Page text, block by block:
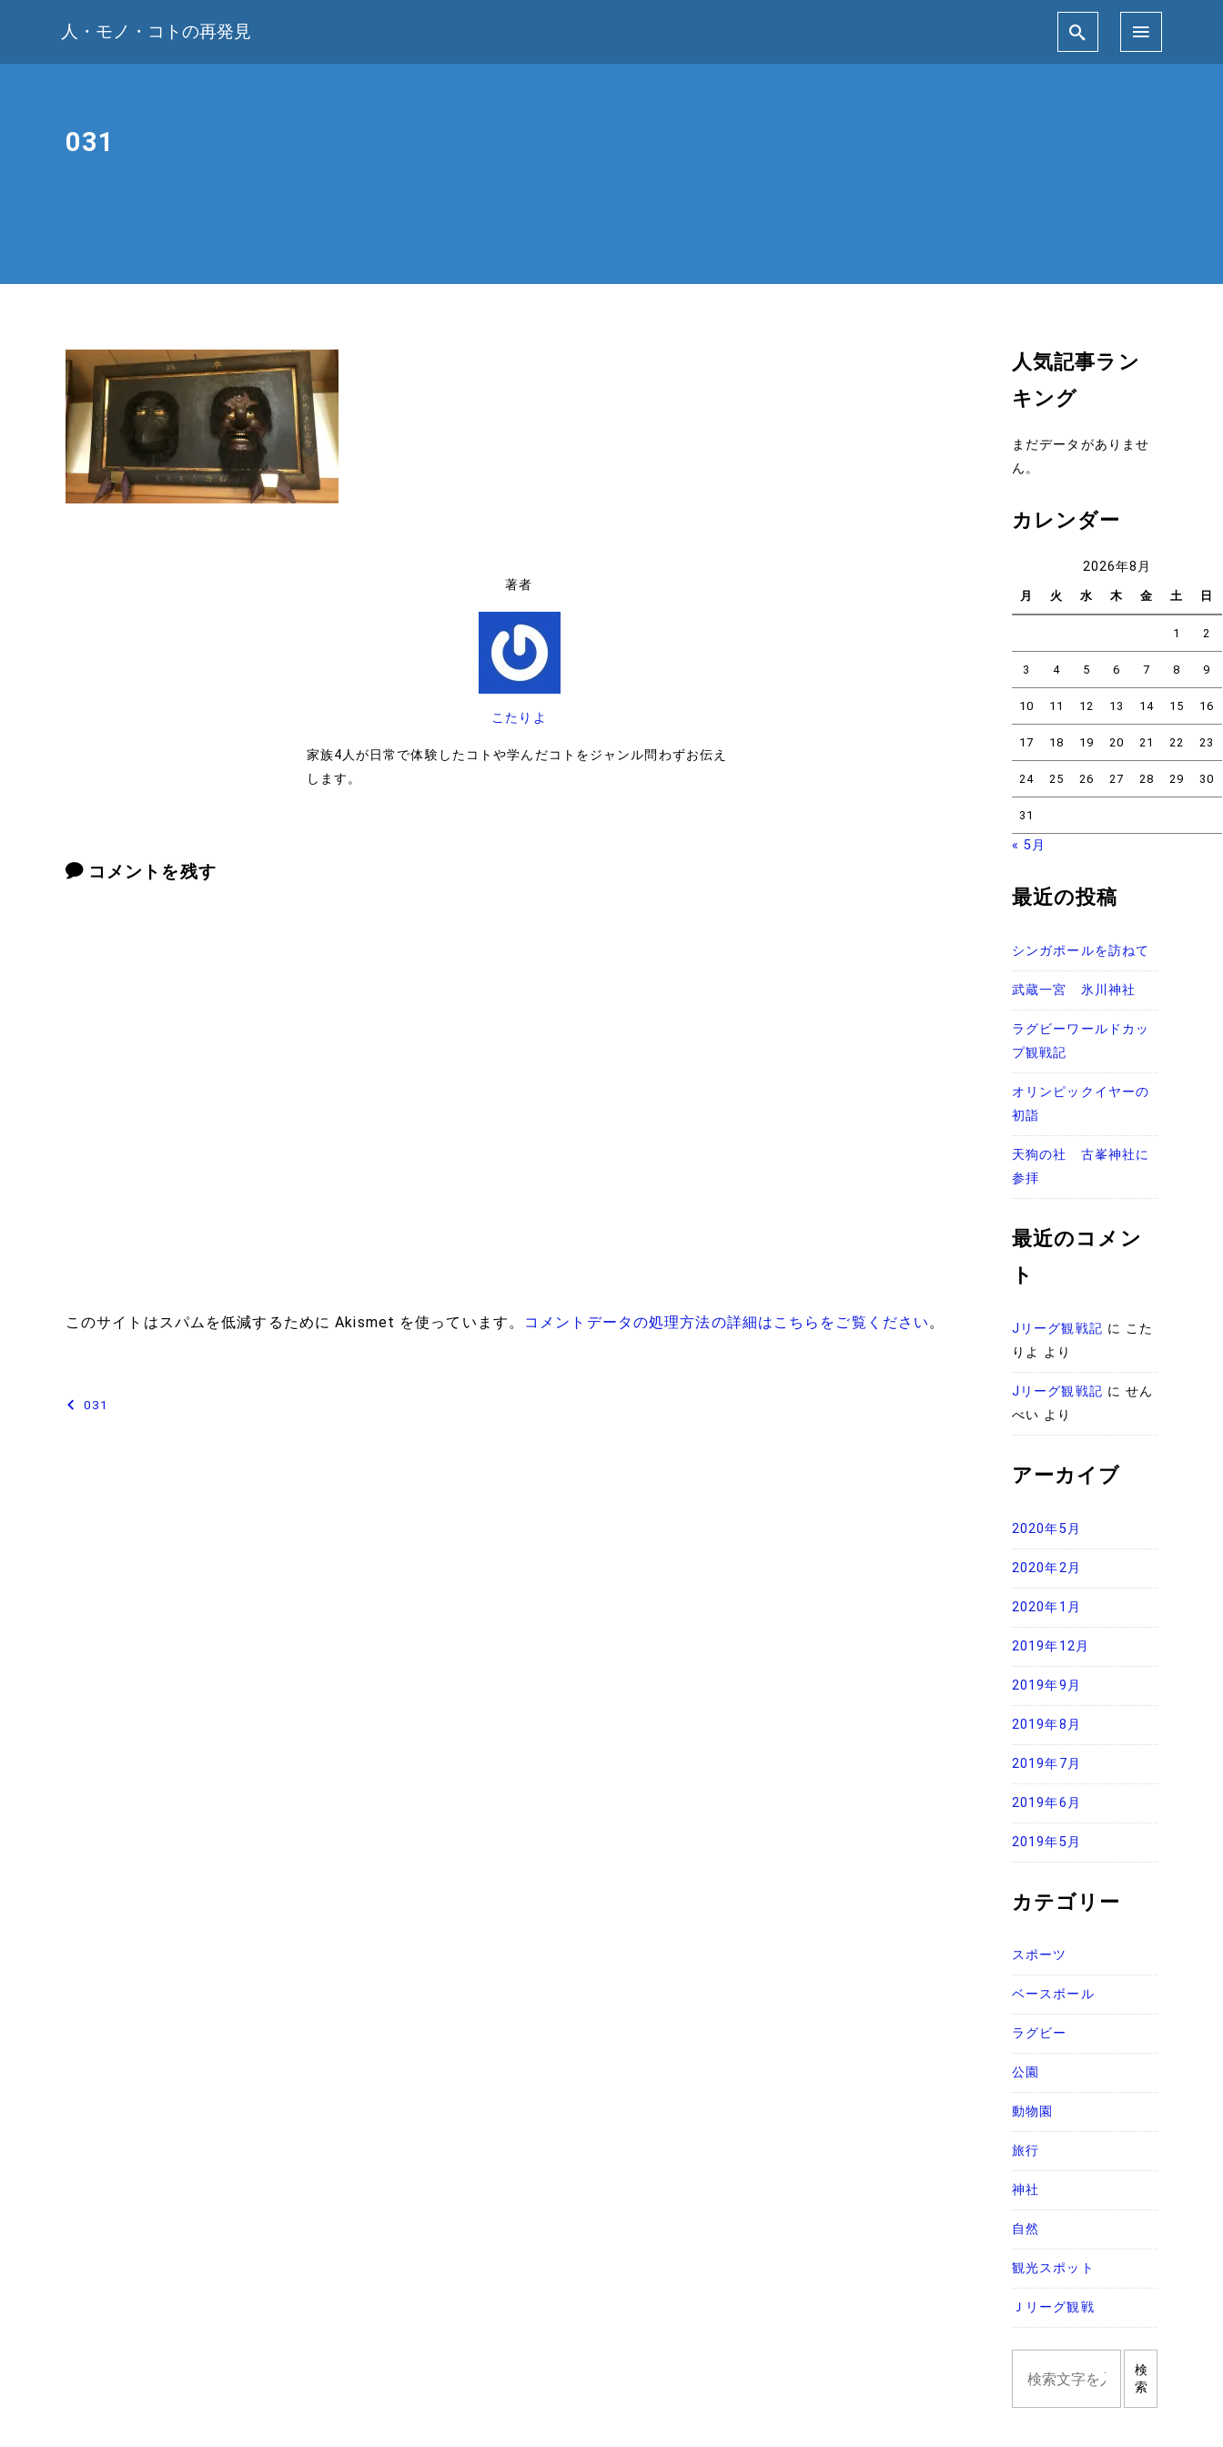
人・モノ・コトの再発見
031
著者
こたりよ
家族4人が日常で体験したコトや学んだコトをジャンル問わずお伝え
します。
コメントを残す
このサイトはスパムを低減するために Akismet を使っています。 コメントデータの処理方法の詳細はこちらをご覧ください。
投
031
人気記事ラン
キング
まだデータがありませ
ん。
カレンダー
2026年8月
月 火 水 木 金 土 日
1 2
3 4 5 6 7 8 9
10 11 12 13 14 15 16
17 18 19 20 21 22 23
24 25 26 27 28 29 30
31
« 5月
最近の投稿
シンガポールを訪ねて
武蔵一宮 氷川神社
ラグビーワールドカッ
プ観戦記
オリンピックイヤーの
初詣
天狗の社 古峯神社に
参拝
最近のコメン
ト
Jリーグ観戦記 に こた
りよ より
Jリーグ観戦記 にせん
べい より
アーカイブ
2020年5月
2020年2月
2020年1月
2019年12月
2019年9月
2019年8月
2019年7月
2019年6月
2019年5月
カテゴリー
スポーツ
ベースボール
ラグビー
公園
動物園
旅行
神社
自然
観光スポット
Ｊリーグ観戦
検
索